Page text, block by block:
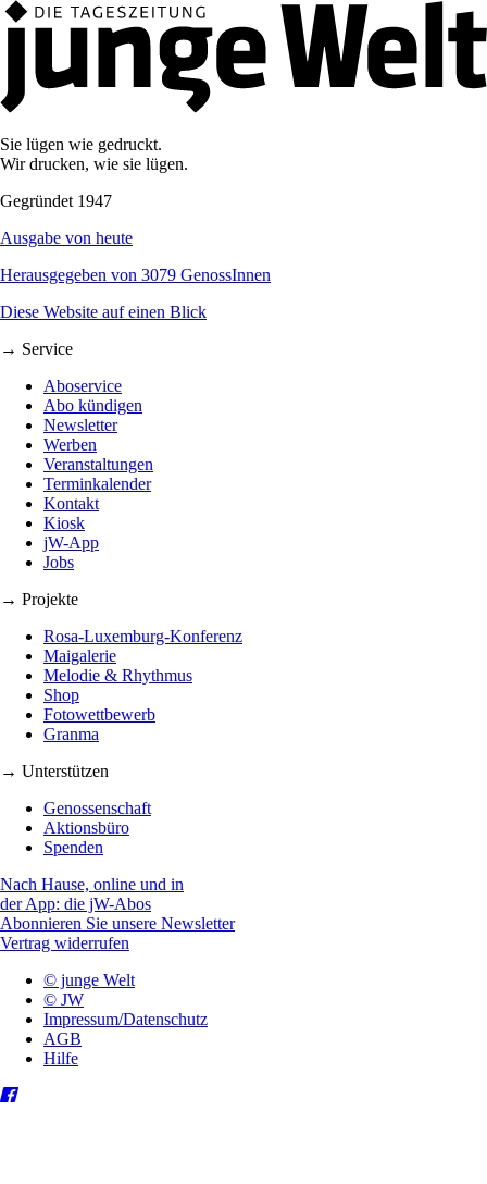
Sie lügen wie gedruckt.
Wir drucken, wie sie lügen.
Gegründet 1947
Ausgabe von heute
Herausgegeben von 3079 GenossInnen
Diese Website auf einen Blick
→ Service
Aboservice
Abo kündigen
Newsletter
Werben
Veranstaltungen
Terminkalender
Kontakt
Kiosk
jW-App
Jobs
→ Projekte
Rosa-Luxemburg-Konferenz
Maigalerie
Melodie & Rhythmus
Shop
Fotowettbewerb
Granma
→ Unterstützen
Genossenschaft
Aktionsbüro
Spenden
Nach Hause, online und in
der App: die jW-Abos
Abonnieren Sie unsere Newsletter
Vertrag widerrufen
© junge Welt
© JW
Impressum/Datenschutz
AGB
Hilfe